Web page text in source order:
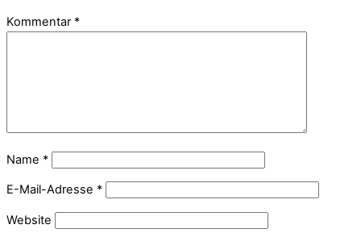
Kommentar *
Name *
E-Mail-Adresse *
Website